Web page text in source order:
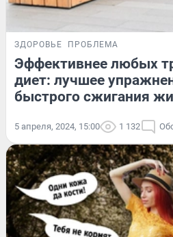
ЗДОРОВЬЕ ПРОБЛЕМА
Эффективнее любых
диет: лучшее
быстрого сжигания
5 апреля, 2024, 15:00 1 132